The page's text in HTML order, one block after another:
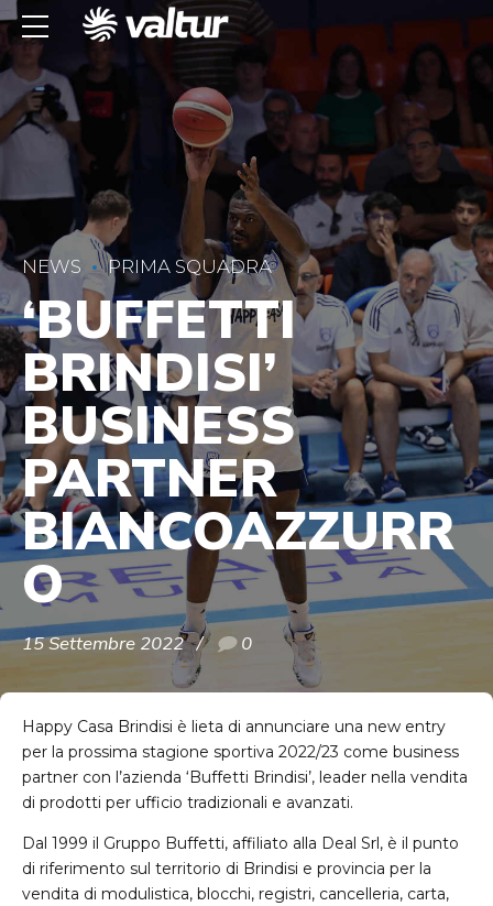
NEWS PRIMA SQUADRA
‘BUFFETTI
BRINDISI’
BUSINESS
PARTNER
BIANCOAZZURR
O
15 Settembre 2022 0
Happy Casa Brindisi è lieta di annunciare una new entry
per la prossima stagione sportiva 2022/23 come business
partner con l’azienda ‘Buffetti Brindisi’, leader nella vendita
di prodotti per ufficio tradizionali e avanzati.
Dal 1999 il Gruppo Buffetti, affiliato alla Deal Srl, è il punto
di riferimento sul territorio di Brindisi e provincia per la
vendita di modulistica, blocchi, registri, cancelleria, carta,